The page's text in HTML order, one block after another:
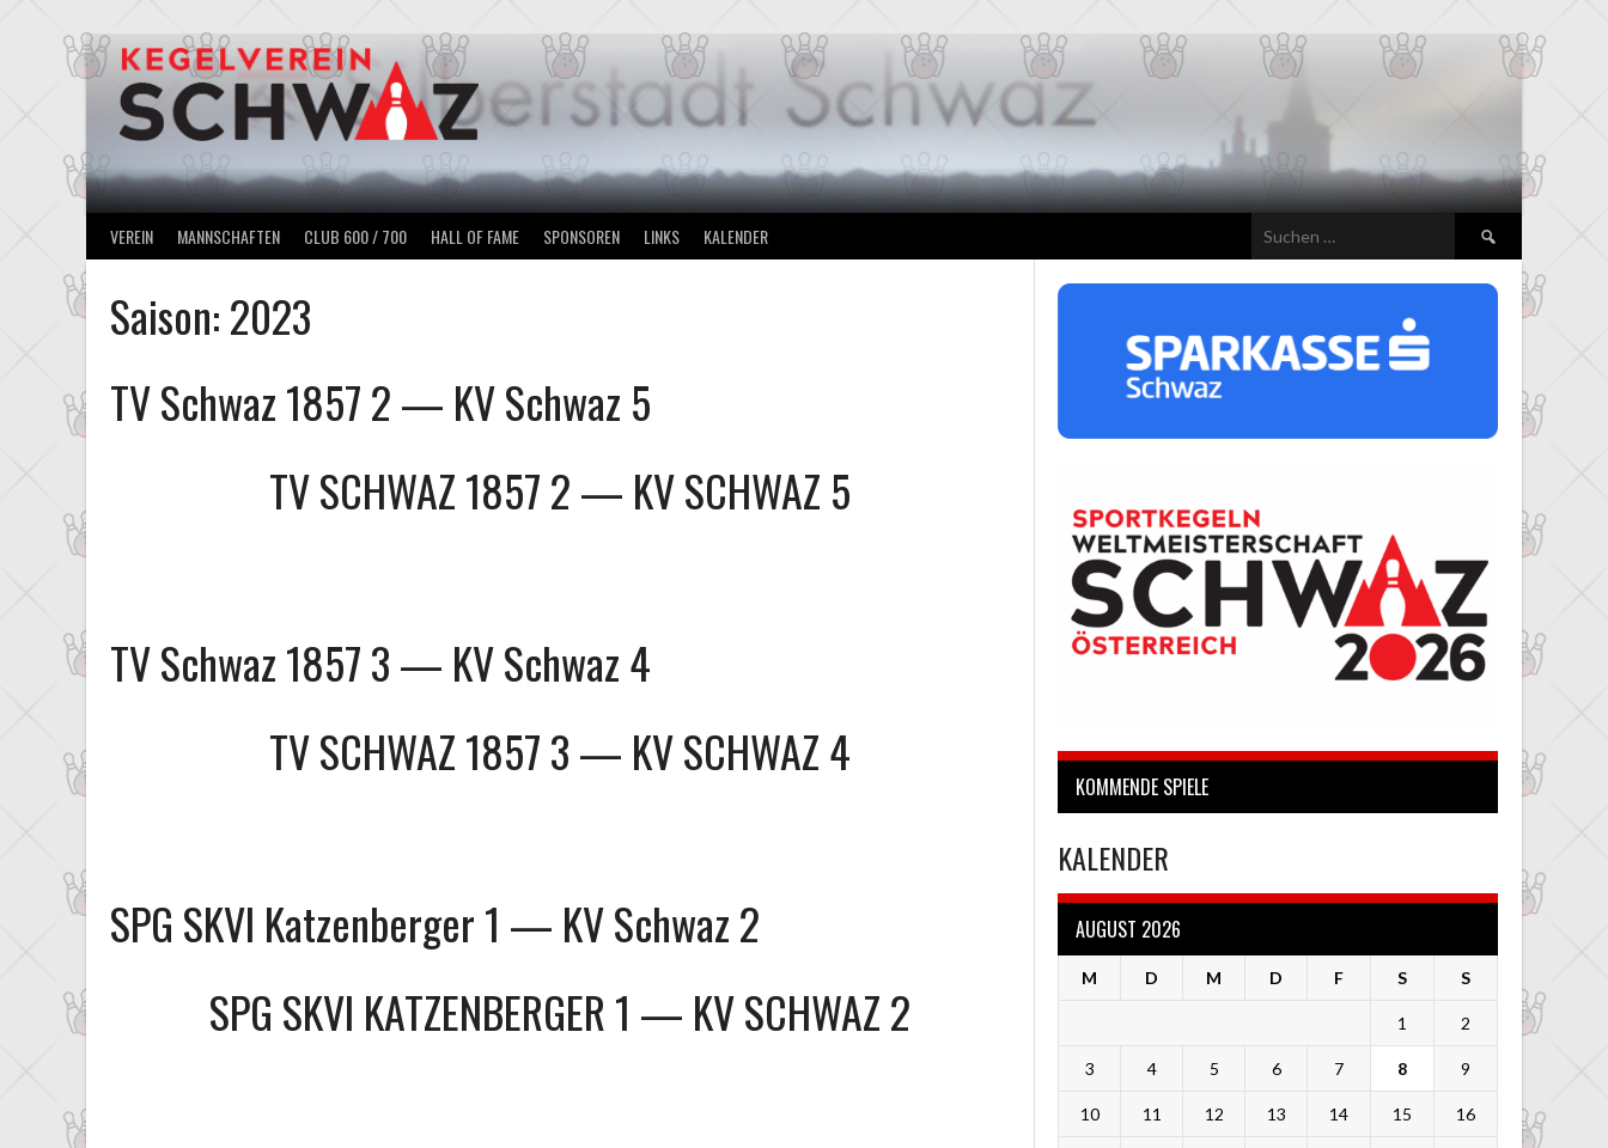
VEREIN MANNSCHAFTEN CLUB 600 / 700 HALL OF FAME SPONSOREN LINKS KALENDER
Suchen
nach:
Saison:2023
TV Schwaz 1857 2 — KV Schwaz 5
TV SCHWAZ 1857 2— KV SCHWAZ 5
TV Schwaz 1857 3 — KV Schwaz 4
TV SCHWAZ 1857 3— KV SCHWAZ 4
SPG SKVI Katzenberger 1 — KV Schwaz 2
SPG SKVI KATZENBERGER 1 — KV SCHWAZ 2
KOMMENDE SPIELE
KALENDER
AUGUST 2026
M D M D F S S
1 2
3 4 5 6 7 8 9
10 11 12 13 14 15 16